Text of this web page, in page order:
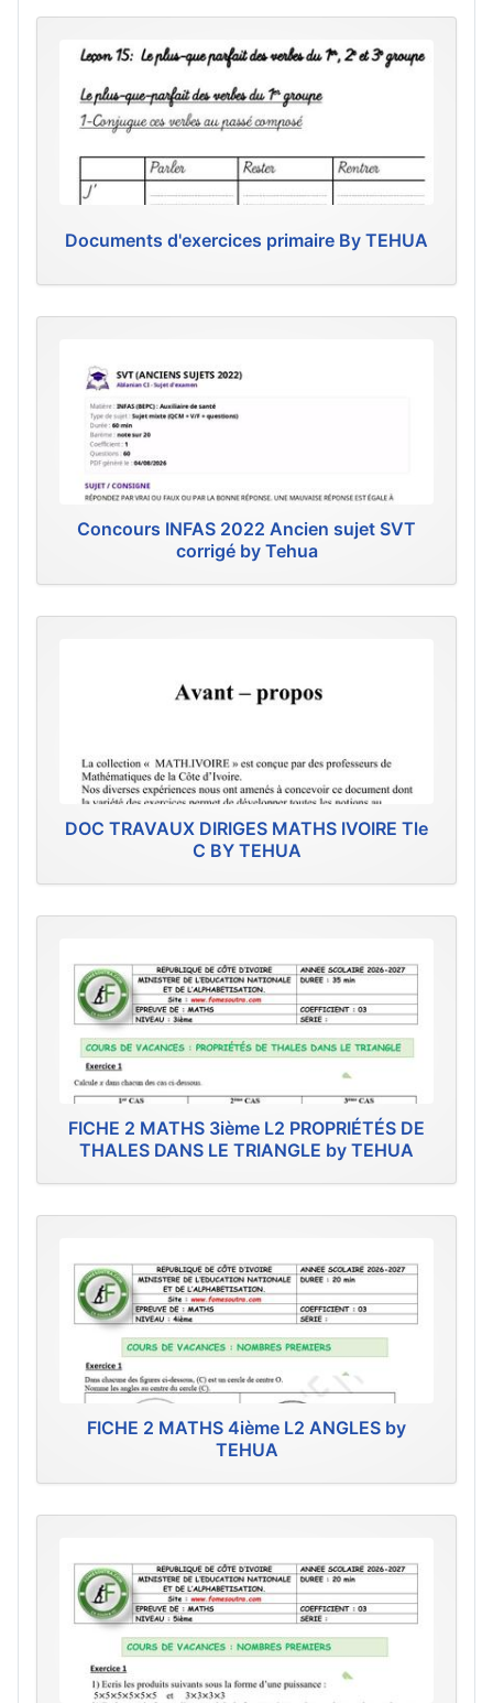
Documents d'exercices primaire By TEHUA
Concours INFAS 2022 Ancien sujet SVT
corrigé by Tehua
DOC TRAVAUX DIRIGES MATHS IVOIRE Tle
C BY TEHUA
FICHE 2 MATHS 3ième L2 PROPRIÉTÉS DE
THALES DANS LE TRIANGLE by TEHUA
FICHE 2 MATHS 4ième L2 ANGLES by
TEHUA